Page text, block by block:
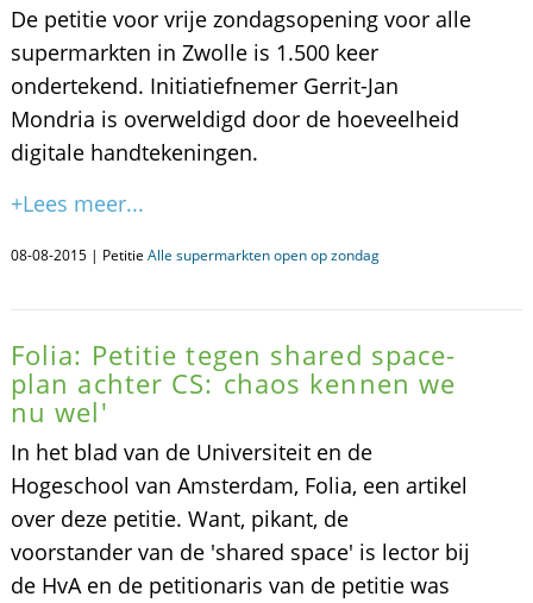
De petitie voor vrije zondagsopening voor alle
supermarkten in Zwolle is 1.500 keer
ondertekend. Initiatiefnemer Gerrit-Jan
Mondria is overweldigd door de hoeveelheid
digitale handtekeningen.
+Lees meer...
08-08-2015 | Petitie Alle supermarkten open op zondag
Folia: Petitie tegen shared space-
plan achter CS: chaos kennen we
nu wel'
In het blad van de Universiteit en de
Hogeschool van Amsterdam, Folia, een artikel
over deze petitie. Want, pikant, de
voorstander van de 'shared space' is lector bij
de HvA en de petitionaris van de petitie was